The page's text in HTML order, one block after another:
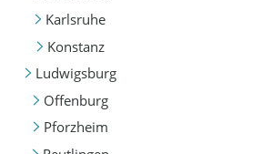
Karlsruhe
Konstanz
Ludwigsburg
Offenburg
Pforzheim